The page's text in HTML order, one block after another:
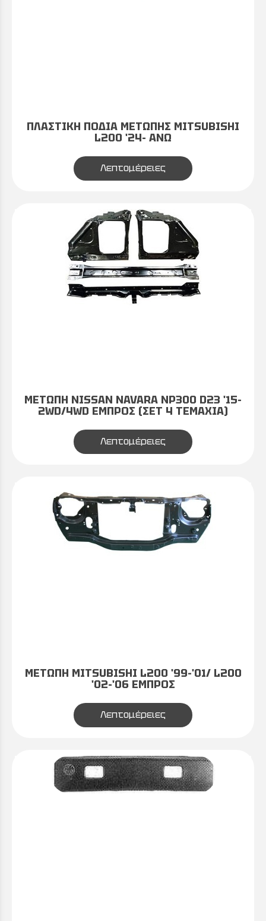
ΠΛΑΣΤΙΚΗ ΠΟΔΙΑ ΜΕΤΩΠΗΣ MITSUBISHI
L200 '24- ΑΝΩ
Λεπτομέρειες
ΜΕΤΩΠΗ NISSAN NAVARA NP300 D23 '15-
2WD/4WD ΕΜΠΡΟΣ (ΣΕΤ 4 ΤΕΜΑΧΙΑ)
Λεπτομέρειες
ΜΕΤΩΠΗ MITSUBISHI L200 '99-'01/ L200
'02-'06 ΕΜΠΡΟΣ
Λεπτομέρειες